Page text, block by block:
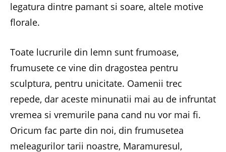
legatura dintre pamant si soare, altele motive
florale.
Toate lucrurile din lemn sunt frumoase,
frumusete ce vine din dragostea pentru
sculptura, pentru unicitate. Oamenii trec
repede, dar aceste minunatii mai au de infruntat
vremea si vremurile pana cand nu vor mai fi.
Oricum fac parte din noi, din frumusetea
meleagurilor tarii noastre, Maramuresul,